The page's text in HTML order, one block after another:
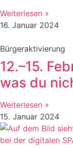
Weiterlesen »
16. Januar 2024
Bürgeraktivierung
12.–15.
was du
Weiterlesen »
15. Januar 2024